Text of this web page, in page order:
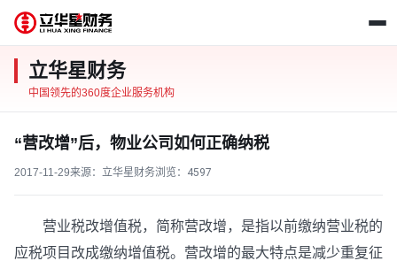
立华星财务
中国领先的360度企业服务机构
“营改增”后，物业公司如何正确纳税
2017-11-29来源：立华星财务浏览： 4597
营业税改增值税，简称营改增，是指以前缴纳营业税的
应税项目改成缴纳增值税。营改增的最大特点是减少重复征